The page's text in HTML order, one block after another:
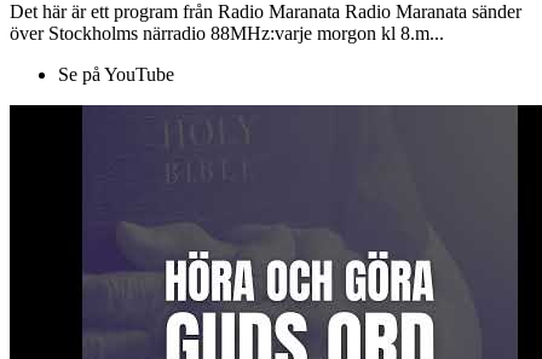
Det här är ett program från Radio Maranata Radio Maranata sänder
över Stockholms närradio 88MHz:varje morgon kl 8.m...
Se på YouTube